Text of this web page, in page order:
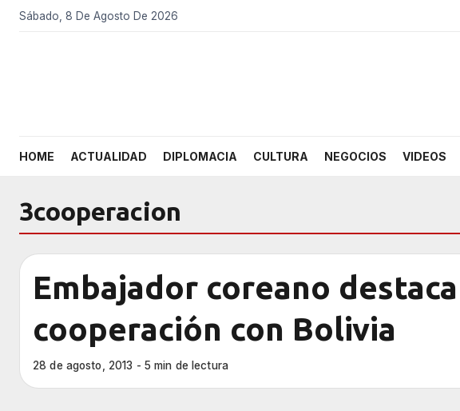
Sábado, 8 De Agosto De 2026
HOME ACTUALIDAD DIPLOMACIA CULTURA NEGOCIOS VIDEOS
3cooperacion
Embajador coreano
cooperación con Bolivia
28 de agosto, 2013 - 5 min de lectura